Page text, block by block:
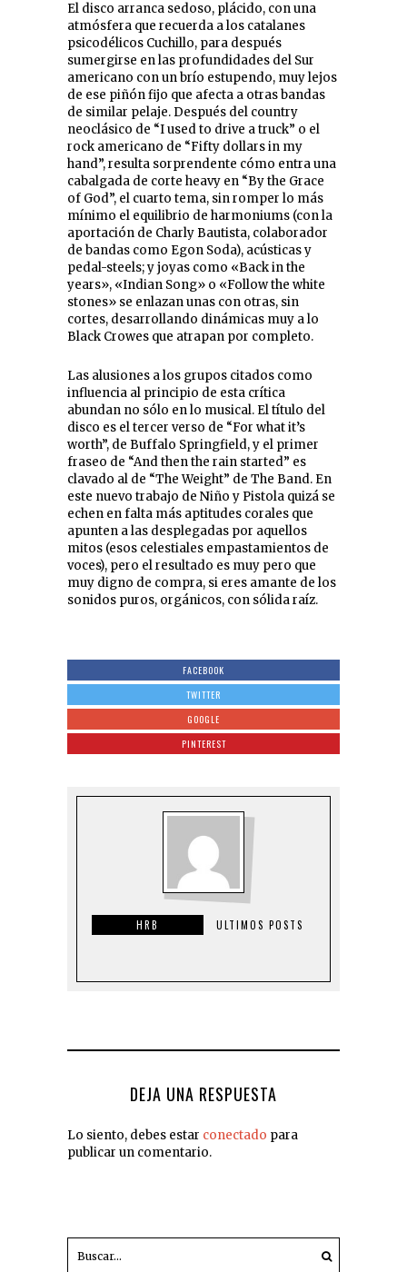
El disco arranca sedoso, plácido, con una
atmósfera que recuerda a los catalanes
psicodélicos Cuchillo, para después
sumergirse en las profundidades del Sur
americano con un brío estupendo, muy lejos
de ese piñón fijo que afecta a otras bandas
de similar pelaje. Después del country
neoclásico de “I used to drive a truck” o el
rock americano de “Fifty dollars in my
hand”, resulta sorprendente cómo entra una
cabalgada de corte heavy en “By the Grace
of God”, el cuarto tema, sin romper lo más
mínimo el equilibrio de harmoniums (con la
aportación de Charly Bautista, colaborador
de bandas como Egon Soda), acústicas y
pedal-steels; y joyas como «Back in the
years», «Indian Song» o «Follow the white
stones» se enlazan unas con otras, sin
cortes, desarrollando dinámicas muy a lo
Black Crowes que atrapan por completo.
Las alusiones a los grupos citados como
influencia al principio de esta crítica
abundan no sólo en lo musical. El título del
disco es el tercer verso de “For what it’s
worth”, de Buffalo Springfield, y el primer
fraseo de “And then the rain started” es
clavado al de “The Weight” de The Band. En
este nuevo trabajo de Niño y Pistola quizá se
echen en falta más aptitudes corales que
apunten a las desplegadas por aquellos
mitos (esos celestiales empastamientos de
voces), pero el resultado es muy pero que
muy digno de compra, si eres amante de los
sonidos puros, orgánicos, con sólida raíz.
FACEBOOK
TWITTER
GOOGLE
PINTEREST
HRB ULTIMOS POSTS
DEJA UNA RESPUESTA
Lo siento, debes estar conectado para
publicar un comentario.